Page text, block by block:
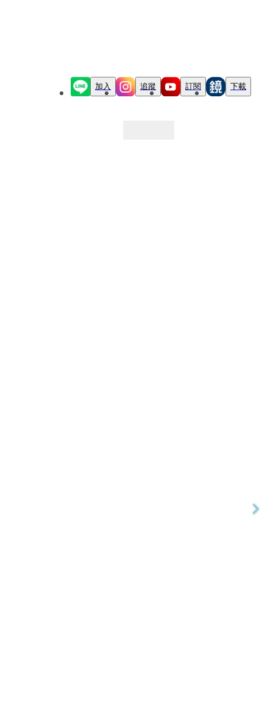
加入 追蹤 訂閱 下載